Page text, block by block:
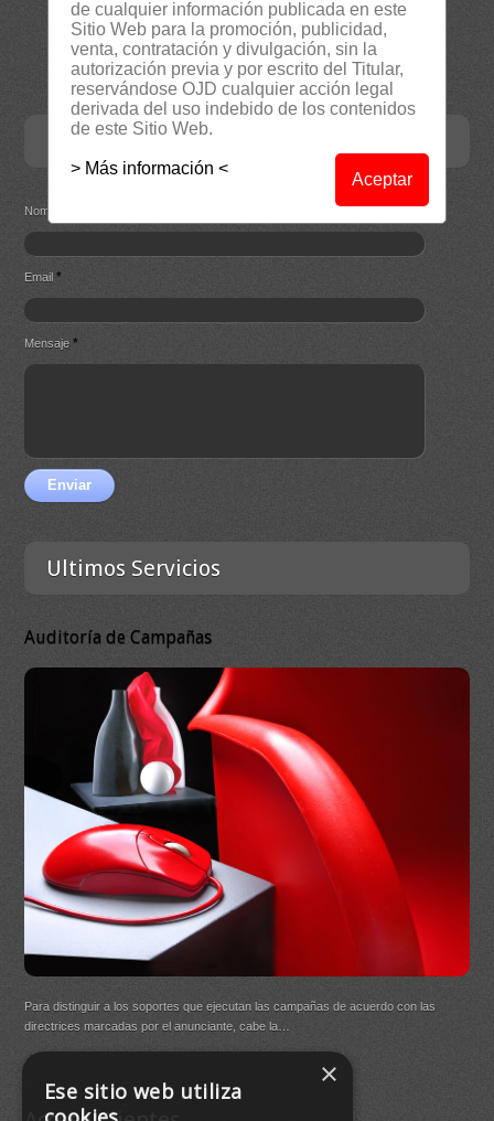
RSS
Servicios
Suscripción Newsletter
Contacta
Nombre
Email*
Mensaje*
Enviar
Ultimos Servicios
Auditoría de Campañas
Para distinguir a los soportes que ejecutan las campañas de acuerdo con las
directrices marcadas por el anunciante, cabe la…
de cualquier información publicada en este
Sitio Web para la promoción, publicidad,
venta, contratación y divulgación, sin la
autorización previa y por escrito del Titular,
reservándose OJD cualquier acción legal
derivada del uso indebido de los contenidos
de este Sitio Web.
> Más información <
Aceptar
×
Ese sitio web utiliza